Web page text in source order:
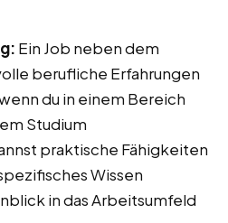
Ein Job neben dem
berufliche Erfahrungen
du in einem Bereich
Studium
praktische Fähigkeiten
Wissen
in das Arbeitsumfeld